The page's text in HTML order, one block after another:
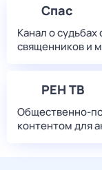
Спас
Канал о
священников и
РЕН ТВ
Общественно-
контентом для